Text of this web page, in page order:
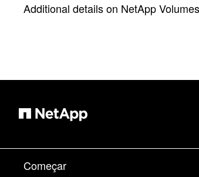
Additional details on NetApp
Começar